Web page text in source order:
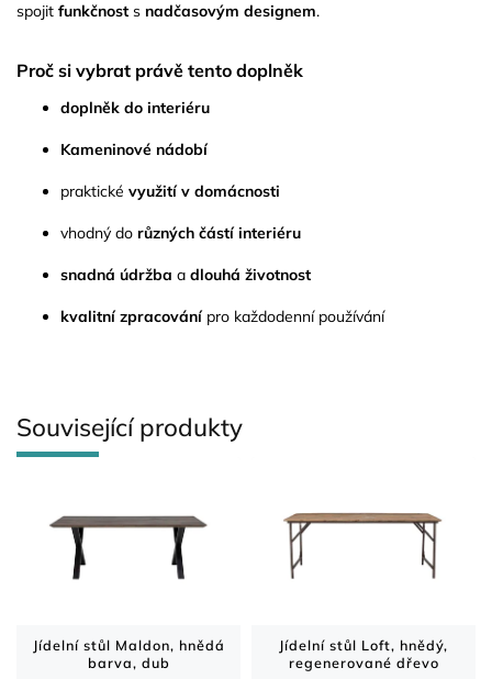
Související produkty
Jídelní stůl Maldon, hnědá
barva, dub
Jídelní stůl Loft, hnědý,
regenerované dřevo
spojit funkčnost s nadčasovým designem.
Proč si vybrat právě tento doplněk
doplněk do interiéru
Kameninové nádobí
praktické využití v domácnosti
vhodný do různých částí interiéru
snadná údržba a dlouhá životnost
kvalitní zpracovánípro každodenní používání